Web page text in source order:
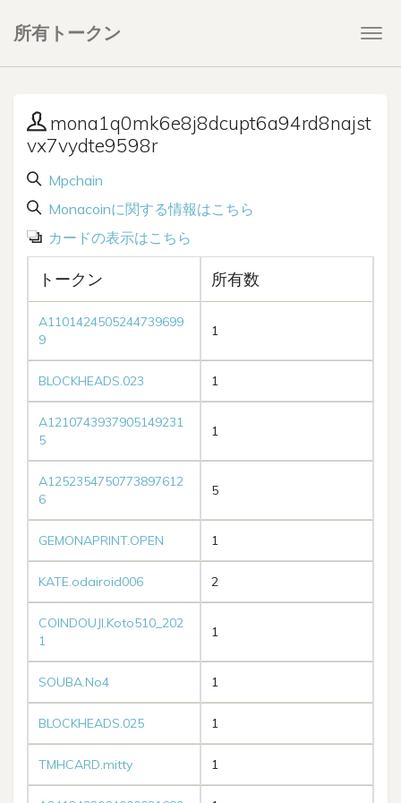
所有トークン
mona1q0mk6e8j8dcupt6a94rd8najst
vx7vydte9598r
Mpchain
Monacoinに関する情報はこちら
カードの表示はこちら
トークン 所有数
A1101424505244739699
9
1
BLOCKHEADS.023 1
A1210743937905149231
5
1
A1252354750773897612
6
5
GEMONAPRINT.OPEN 1
KATE.odairoid006 2
COINDOUJI.Koto510_202
1
1
SOUBA.No4 1
BLOCKHEADS.025 1
TMHCARD.mitty 1